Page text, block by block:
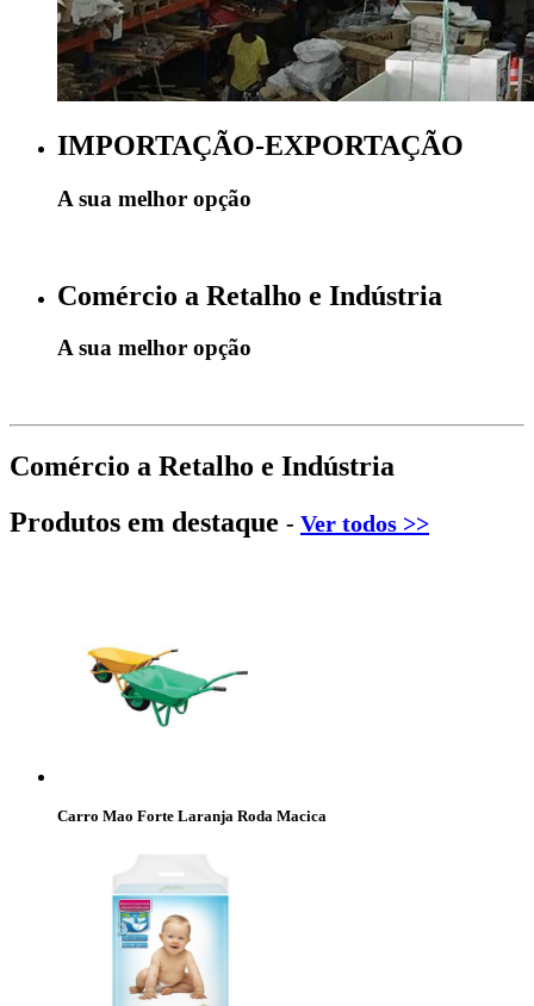
IMPORTAÇÃO-EXPORTAÇÃO
A sua melhor opção
Comércio a Retalho e Indústria
A sua melhor opção
Comércio a Retalho e Indústria
Produtos em destaque - Ver todos >>
Carro Mao Forte Laranja Roda Macica